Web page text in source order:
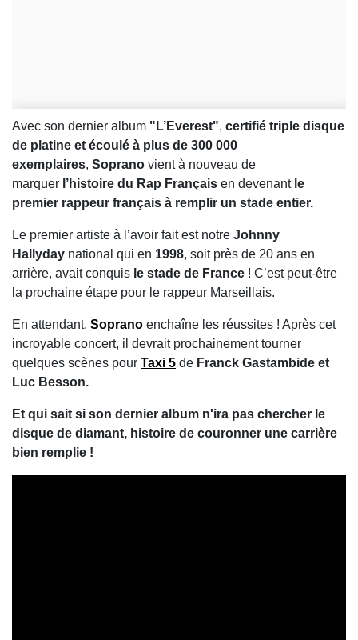
Avec son dernier album "L’Everest", certifié triple disque
de platine et écoulé à plus de 300 000
exemplaires, Soprano vient à nouveau de
marquer l’histoire du Rap Français en devenantle
premier rappeur français à remplir un stade entier.
Le premier artiste à l’avoir fait est notre Johnny
Hallyday national qui en 1998, soit près de 20 ans en
arrière, avait conquis le stade de France ! C’est peut-être
la prochaine étape pour le rappeur Marseillais.
En attendant, Soprano enchaîne les réussites ! Après cet
incroyable concert, il devrait prochainement tourner
quelques scènes pour Taxi 5 de Franck Gastambide et
Luc Besson.
Et qui sait si son dernier album n'ira pas chercher le
disque de diamant, histoire de couronner une carrière
bien remplie !